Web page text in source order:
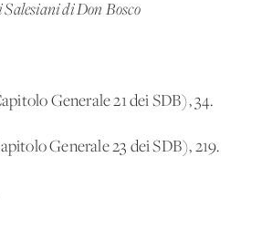
di Don Bosco
Generale 21 dei SDB), 34.
Generale 23 dei SDB), 219.